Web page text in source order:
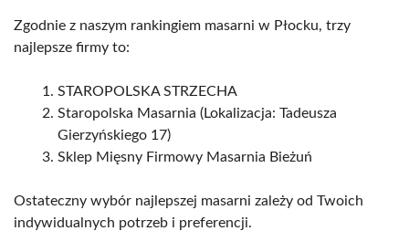
Zgodnie z naszym rankingiem masarni w Płocku, trzy
najlepsze firmy to:
STAROPOLSKA STRZECHA
Staropolska Masarnia (Lokalizacja: Tadeusza
Gierzyńskiego 17)
Sklep Mięsny Firmowy Masarnia Bieżuń
Ostateczny wybór najlepszej masarni zależy od Twoich
indywidualnych potrzeb i preferencji.